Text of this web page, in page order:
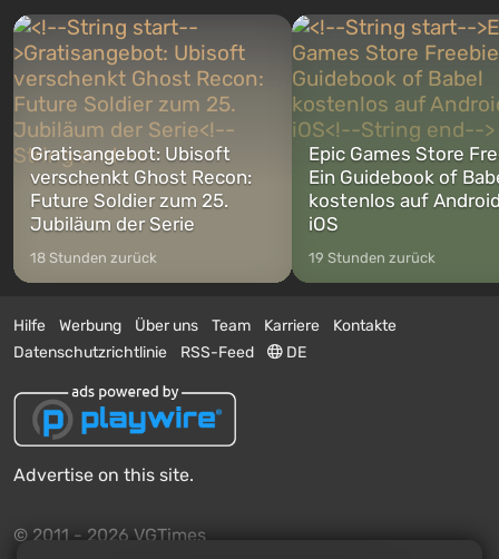
Gratisangebot: Ubisoft
verschenkt Ghost Recon:
Future Soldier zum 25.
Jubiläum der Serie
18 Stunden zurück
Epic Games Store
Ein Guidebook of
kostenlos auf
iOS
19 Stunden zurück
Hilfe Werbung Über uns Team Karriere
Kontakte
Datenschutzrichtlinie
RSS-Feed DE
Advertise on this site.
© 2011 - 2026 VGTimes